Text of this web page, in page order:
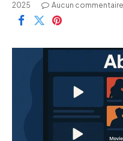
2025
Aucun commentaire